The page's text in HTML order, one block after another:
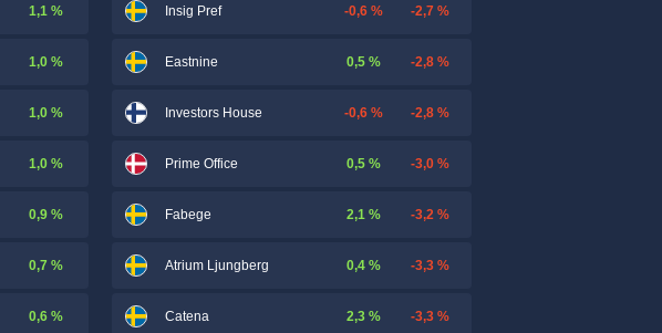
1,1 %
1,0 %
1,0 %
1,0 %
0,9 %
0,7 %
0,6 %
Insig Pref -0,6 % -2,7 %
Eastnine 0,5 % -2,8 %
Investors House -0,6 % -2,8 %
Prime Office 0,5 % -3,0 %
Fabege 2,1 % -3,2 %
Atrium Ljungberg 0,4 % -3,3 %
Catena 2,3 % -3,3 %